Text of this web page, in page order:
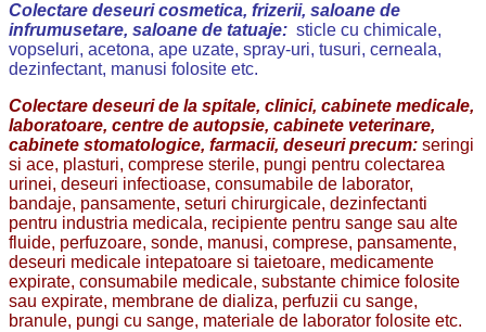
Colectare deseuri cosmetica, frizerii, saloane de
infrumusetare, saloane de tatuaje: sticle cu chimicale,
vopseluri, acetona, ape uzate, spray-uri, tusuri, cerneala,
dezinfectant, manusi folosite etc.
Colectare deseuri de la spitale, clinici, cabinete medicale,
laboratoare, centre de autopsie, cabinete veterinare,
cabinete stomatologice, farmacii, deseuri precum: seringi
si ace, plasturi, comprese sterile, pungi pentru colectarea
urinei, deseuri infectioase, consumabile de laborator,
bandaje, pansamente, seturi chirurgicale, dezinfectanti
pentru industria medicala, recipiente pentru sange sau alte
fluide, perfuzoare, sonde, manusi, comprese, pansamente,
deseuri medicale intepatoare si taietoare, medicamente
expirate, consumabile medicale, substante chimice folosite
sau expirate, membrane de dializa, perfuzii cu sange,
branule, pungi cu sange, materiale de laborator folosite etc.